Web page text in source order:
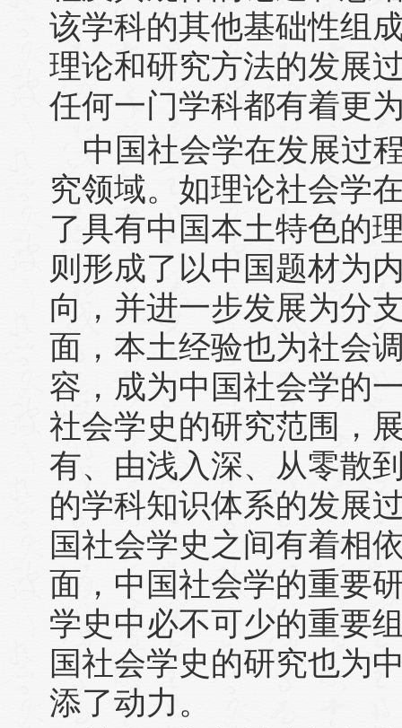
该学科的其他基础性组
理论和研究方法的发展
任何一门学科都有着更
中国社会学在发展过
究领域。如理论社会学
了具有中国本土特色的
则形成了以中国题材为
向，并进一步发展为分
面，本土经验也为社会
容，成为中国社会学的
社会学史的研究范围，
有、由浅入深、从零散
的学科知识体系的发展
国社会学史之间有着相
面，中国社会学的重要
学史中必不可少的重要
国社会学史的研究也为
添了动力。